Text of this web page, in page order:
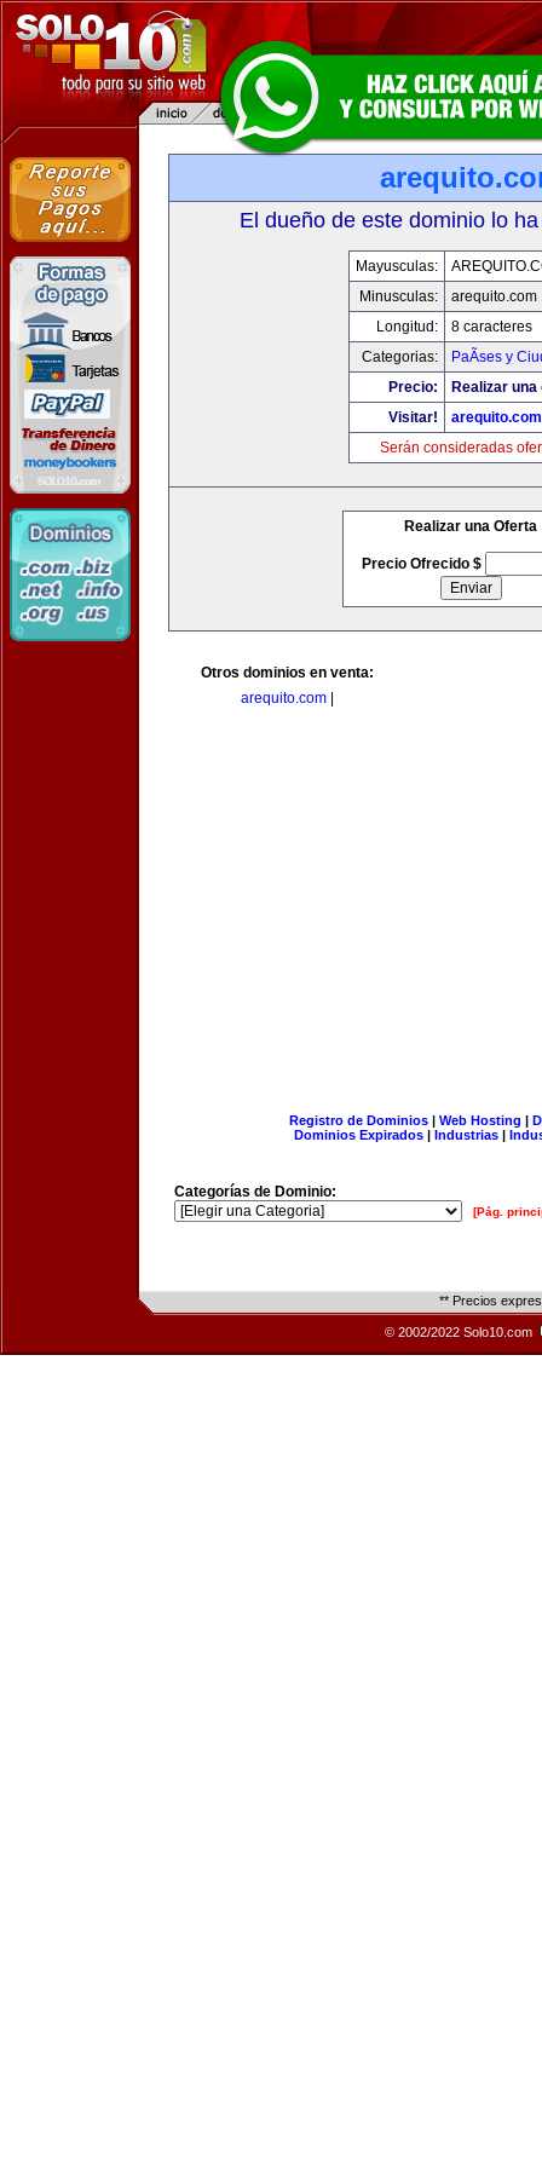
El dueño de este dominio lo
Mayusculas:
Minusculas:
arequito.com
Longitud:
8 caracteres
Categorias:
PaÃ­ses y
Precio:
Realizar
Visitar!
arequito.com
Serán consideradas
Realizar una Oferta
Precio Ofrecido $
Otros dominios en venta:
arequito.com
Registro de Dominios| Web Hosting |
Dominios Expirados | Industrias |
Categorías de Dominio:
[Pág.
** Precios
© 2002/2022 Solo10.com